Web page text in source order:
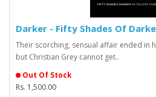
Darker - Fifty Shades Of
Their scorching, sensual affair ended in
but Christian Grey cannot get..
Out Of Stock
Rs. 1,500.00